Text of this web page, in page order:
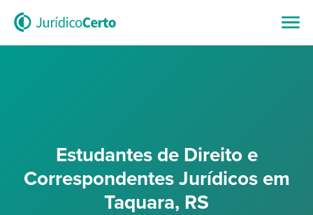
Estudantes de Direito e
Correspondentes Jurídicos em
Taquara, RS